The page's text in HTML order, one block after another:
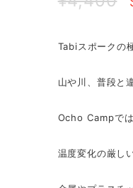
Tabiスポークの
山や川、普段と
Ocho Campで
温度変化の厳し